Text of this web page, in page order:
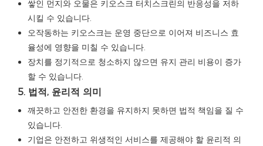
쌓인 먼지와 오물은 키오스크 터치스크린의 반응성을 저하
시킬 수 있습니다.
오작동하는 키오스크는 운영 중단으로 이어져 비즈니스 효
율성에 영향을 미칠 수 있습니다.
장치를 정기적으로 청소하지 않으면 유지 관리 비용이 증가
할 수 있습니다.
5. 법적, 윤리적 의미
깨끗하고 안전한 환경을 유지하지 못하면 법적 책임을 질 수
있습니다.
기업은 안전하고 위생적인 ​​서비스를 제공해야 할 윤리적 의